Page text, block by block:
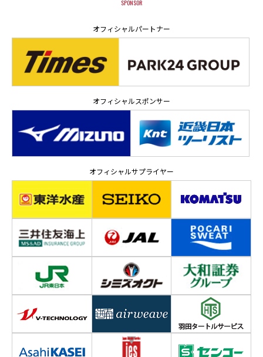
SPONSOR
オフィシャルパートナー
オフィシャルスポンサー
オフィシャルサプライヤー